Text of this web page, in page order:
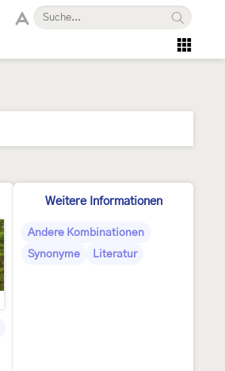
Weitere Informationen
Andere Kombinationen
Synonyme
Literatur